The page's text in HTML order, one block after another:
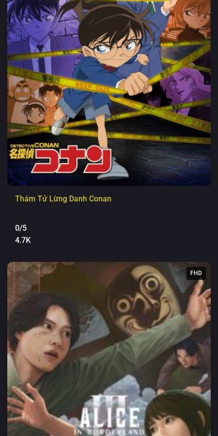
Thám Tử Lừng Danh Conan
0/5
4.7K
FHD